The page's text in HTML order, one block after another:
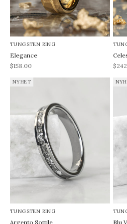
TUNGSTEN RING
Elegance
REA-pris
$158.00
NYHET
TUNGSTEN RING
Argento Sottile Blu